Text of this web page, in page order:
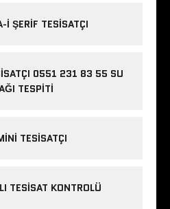
I ŞERIF TESISATÇI
0551 231 83 55 SU
TESPITI
TESISATÇI
TESISAT KONTROLÜ